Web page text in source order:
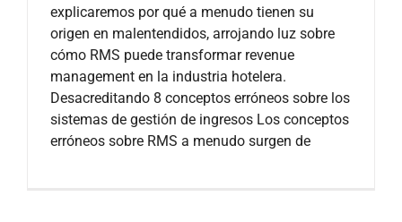
explicaremos por qué a menudo tienen su
origen en malentendidos, arrojando luz sobre
cómo RMS puede transformar revenue
management en la industria hotelera.
Desacreditando 8 conceptos erróneos sobre los
sistemas de gestión de ingresos Los conceptos
erróneos sobre RMS a menudo surgen de